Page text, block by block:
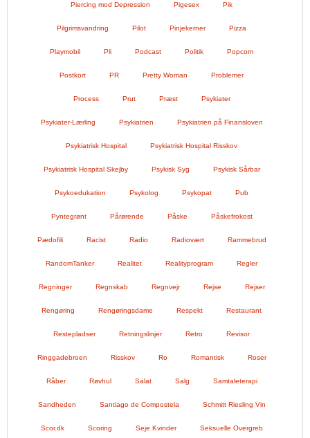
Piercing mod Depression Pigesex Pik
Pilgrimsvandring Pilot Pinjekerner Pizza
Playmobil Pli Podcast Politik Popcorn
Postkort PR Pretty Woman Problemer
Process Prut Præst Psykiater
Psykiater-Lærling Psykiatrien Psykiatrien på Finansloven
Psykiatrisk Hospital Psykiatrisk Hospital Risskov
Psykiatrisk Hospital Skejby Psykisk Syg Psykisk Sårbar
Psykoedukation Psykolog Psykopat Pub
Pyntegrønt Pårørende Påske Påskefrokost
Pædofili Racist Radio Radiovært Rammebrud
RandomTanker Realitet Realityprogram Regler
Regninger Regnskab Regnvejr Rejse Rejser
Rengøring Rengøringsdame Respekt Restaurant
Restepladser Retningslinjer Retro Revisor
Ringgadebroen Risskov Ro Romantisk Roser
Råber Røvhul Salat Salg Samtaleterapi
Sandheden Santiago de Compostela Schmitt Riesling Vin
Scor.dk Scoring Seje Kvinder Seksuelle Overgreb